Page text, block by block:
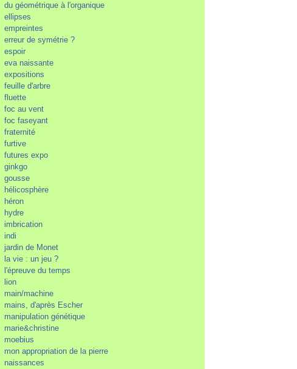
du géométrique à l'organique
ellipses
empreintes
erreur de symétrie ?
espoir
eva naissante
expositions
feuille d'arbre
fluette
foc au vent
foc faseyant
fraternité
furtive
futures expo
ginkgo
gousse
hélicosphère
héron
hydre
imbrication
indi
jardin de Monet
la vie : un jeu ?
l'épreuve du temps
lion
main/machine
mains, d'après Escher
manipulation génétique
marie&christine
moebius
mon appropriation de la pierre
naissances